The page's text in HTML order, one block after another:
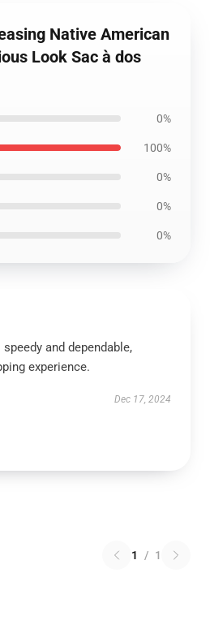
Native American
Look Sac à dos
0%
100%
0%
0%
0%
and dependable,
experience.
Dec 17, 2024
1 / 1